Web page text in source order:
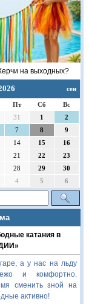
на выходных?
сен
Пт Сб
Вс
31 1
2
7 8
9
14 15
16
21 22
23
28 29
30
4 5 6
катания в
а у нас на льду
и комфортно.
сменить зной на
активно!